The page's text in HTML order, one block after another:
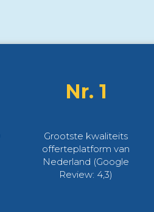
Nr. 1
Grootste kwaliteits
offerteplatform van
Nederland (Google
Review: 4,3)